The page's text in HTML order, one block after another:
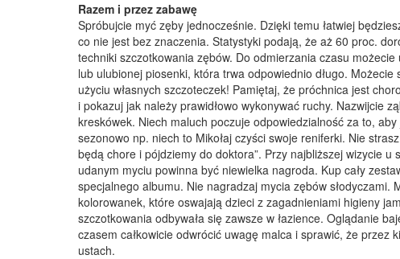
Razem i przez zabawę
Spróbujcie myć zęby jednocześnie. Dzięki temu łatwiej
co nie jest bez znaczenia. Statystyki podają, że aż 60 proc.
techniki szczotkowania zębów. Do odmierzania czasu
lub ulubionej piosenki, która trwa odpowiednio długo.
użyciu własnych szczoteczek! Pamiętaj, że próchnica jest
i pokazuj jak należy prawidłowo wykonywać ruchy. Nazwijcie
kreskówek. Niech maluch poczuje odpowiedzialność za to,
sezonowo np. niech to Mikołaj czyści swoje reniferki. Nie
będą chore i pójdziemy do doktora”. Przy najbliższej wizycie
udanym myciu powinna być niewielka nagroda. Kup cały
specjalnego albumu. Nie nagradzaj mycia zębów słodyczami.
kolorowanek, które oswajają dzieci z zagadnieniami higieny
szczotkowania odbywała się zawsze w łazience. Oglądanie
czasem całkowicie odwrócić uwagę malca i sprawić, że przez
ustach.